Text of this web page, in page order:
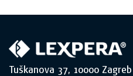
Tuškanova 37, 10000 Zagreb